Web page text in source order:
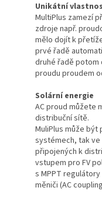
Unikátní
MultiPlus zamezí
zdroje např.
mělo dojít k
prvé řadě
druhé řadě potom
proudu proudem
Solární energie
AC proud můžete
distribuční sítě.
MuliPlus může
systémech, tak
připojených k
vstupem pro FV
s MPPT
měniči (AC